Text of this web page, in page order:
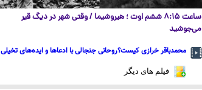
ساعت ۸:۱۵ ششم اوت ؛ هیروشیما / وقتی شهر در دیگ قیر
می‌جوشید
محمدباقر خرازی کیست؟روحانی جنجالی با ادعاها و ایده‌های تخیلی
فیلم های دیگر